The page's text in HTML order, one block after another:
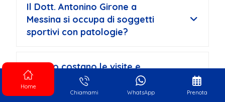
Il Dott. Antonino Girone a
Messina si occupa di soggetti
sportivi con patologie?
Quanto costano le visite e
come posso prenotare?
Home
Chiamami
WhatsApp Prenota